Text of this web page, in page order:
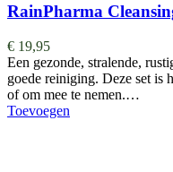
RainPharma
€ 19,95
Een gezonde, stralende,
goede reiniging. Deze set is
of om mee te nemen.…
Toevoegen